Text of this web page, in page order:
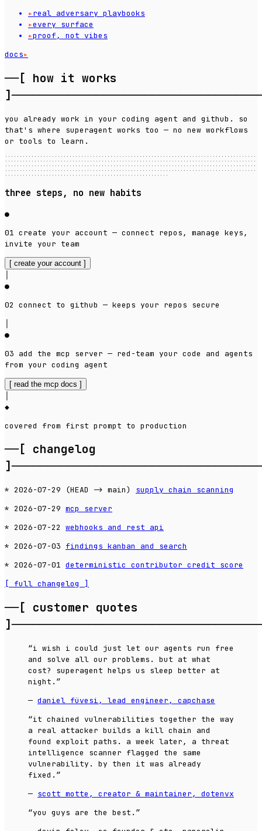
▸real adversary playbooks
▸every surface
▸proof, not vibes
docs▸
──[ how it works
]
you already work in your coding agent and github. so
that's where superagent works too — no new workflows
or tools to learn.
······················································································
······················································································
······················································································
······················································································
························································
three steps, no new habits
●
01 create your account — connect repos, manage keys,
invite your team
[ create your account ]
●
02 connect to github — keeps your repos secure
●
03 add the mcp server — red-team your code and agents
from your coding agent
[ read the mcp docs ]
◆
covered from first prompt to production
──[ changelog
]
* 2026-07-29 (HEAD -> main) supply chain scanning
* 2026-07-29 mcp server
* 2026-07-22 webhooks and rest api
* 2026-07-03 findings kanban and search
* 2026-07-01 deterministic contributor credit score
[ full changelog ]
──[ customer quotes
]
“i wish i could just let our agents run free
and solve all our problems. but at what
cost? superagent helps us sleep better at
night. ”
— daniel füvesi, lead engineer, capchase
“it chained vulnerabilities together the way
a real attacker builds a kill chain and
found exploit paths. a week later, a threat
intelligence scanner flagged the same
vulnerability. by then it was already
fixed. ”
— scott motte, creator & maintainer, dotenvx
“you guys are the best. ”